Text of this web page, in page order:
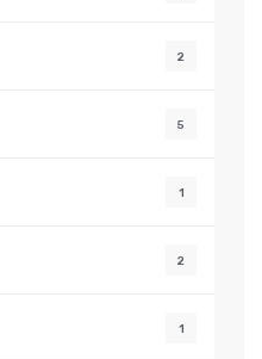
2
5
1
2
1